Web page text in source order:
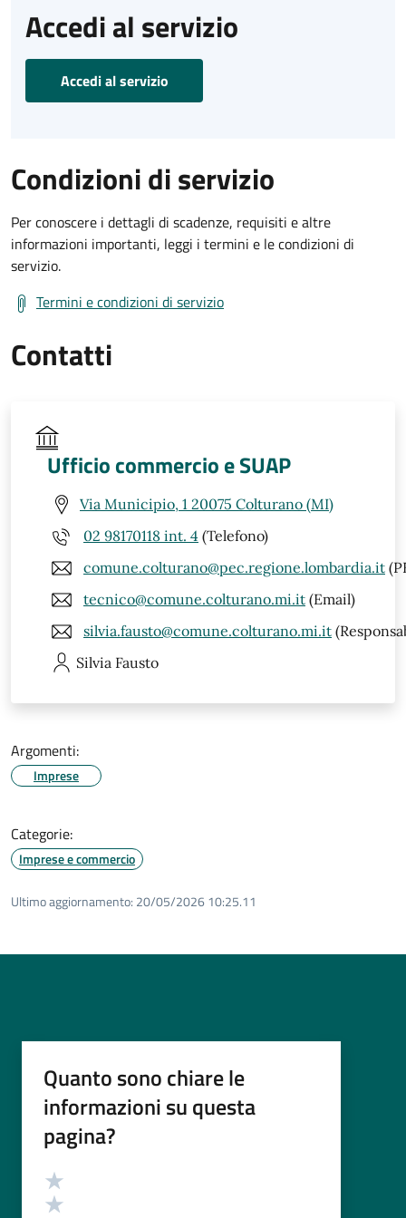
Accedi al servizio
Accedi al servizio
Condizioni di servizio
Per conoscere i dettagli di scadenze, requisiti e altre
informazioni importanti, leggi i termini e le condizioni di
servizio.
Termini e condizioni di servizio
Contatti
Ufficio commercio e SUAP
Via Municipio, 1 20075 Colturano (MI)
02 98170118 int. 4 (Telefono)
comune.colturano@pec.regione.lombardia.it
tecnico@comune.colturano.mi.it (Email)
silvia.fausto@comune.colturano.mi.it
Silvia Fausto
Argomenti:
Imprese
Categorie:
Imprese e commercio
Ultimo aggiornamento: 20/05/2026 10:25.11
Quanto sono chiare le
informazioni su questa
pagina?
Valutazione